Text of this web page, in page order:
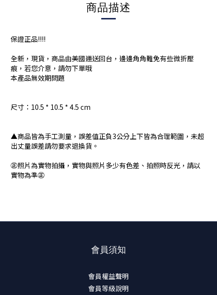
商品描述
保證正品!!!!
全新，現貨，商品由美國運送回台，邊邊角角難免有些微折壓
痕，若您介意，請勿下單哦
本產品無效期問題
尺寸：10.5 * 10.5 * 4.5 cm
▲商品皆為手工測量，誤差值正負3公分上下皆為合理範圍，未超
出丈量誤差請勿要求退換貨。
㊣照片為實物拍攝，實物與照片多少有色差、拍照時反光，請以
實物為準㊣
會員須知
會員權益聲明
會員等級說明